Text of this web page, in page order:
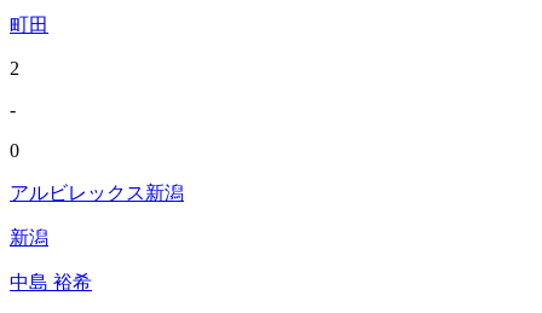
町田
2
-
0
アルビレックス新潟
新潟
中島 裕希